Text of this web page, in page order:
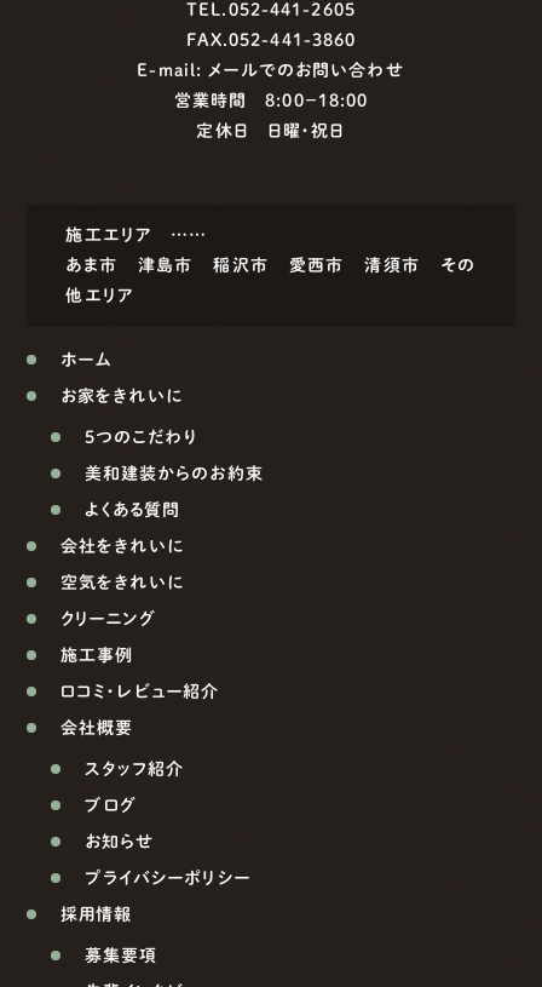
TEL.052-441-2605
FAX.052-441-3860
E-mail: メールでのお問い合わせ
営業時間 8:00−18:00
定休日 日曜・祝日
施工エリア ……
あま市
津島市 稲沢市 愛西市 清須市
その
他エリア
ホーム
お家をきれいに
5つのこだわり
美和建装からのお約束
よくある質問
会社をきれいに
空気をきれいに
クリーニング
施工事例
口コミ・レビュー紹介
会社概要
スタッフ紹介
ブログ
お知らせ
プライバシーポリシー
採用情報
募集要項